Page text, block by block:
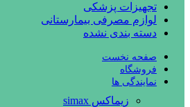
تجهیزات پزشکی
لوازم مصرفی بیمارستانی
دسته بندی نشده
صفحه نخست
فروشگاه
نمایندگی ها
زیماکس simax